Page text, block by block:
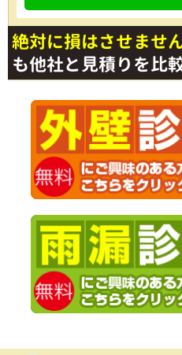
絶対に損はさせませ
も他社と見積りを比